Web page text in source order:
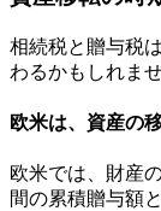
相続税と贈与税
わるかもしれませ
欧米は、資産の
欧米では、財産
間の累積贈与額